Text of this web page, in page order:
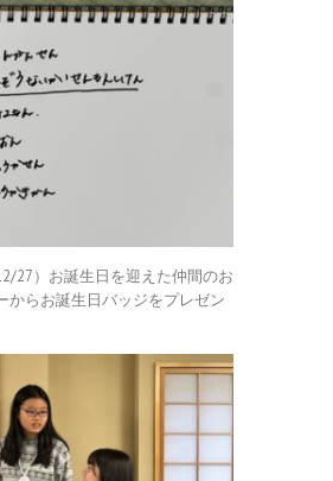
27）お誕生日を迎えた仲間のお
からお誕生日バッジをプレゼン